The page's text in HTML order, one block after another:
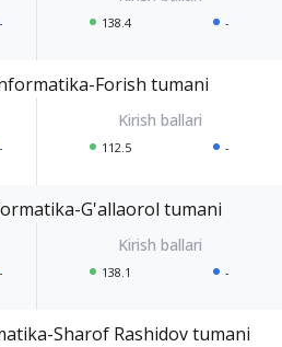
- 138.4 -
Forish tumani
- 112.5 -
G'allaorol tumani
- 138.1 -
Sharof Rashidov tumani